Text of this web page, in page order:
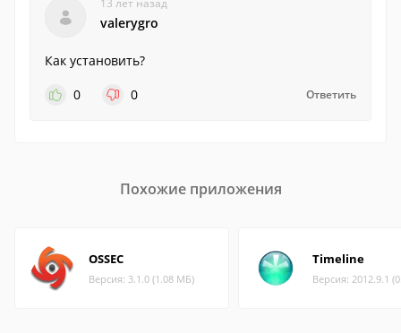
13 лет назад
valerygro
Как установить?
0
0 Ответить
Похожие приложения
OSSEC
Версия: 3.1.0 (1.08 МБ)
Timeline
Версия: 2012.9.1